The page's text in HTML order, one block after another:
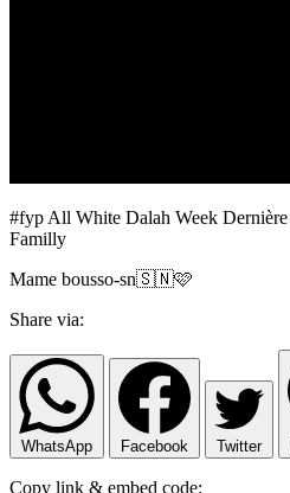
#fyp All White Dalah Week
Familly
Mame bousso-sn🇸🇳🩷
Share via:
WhatsApp Facebook Twitter
Copy link & embed code: